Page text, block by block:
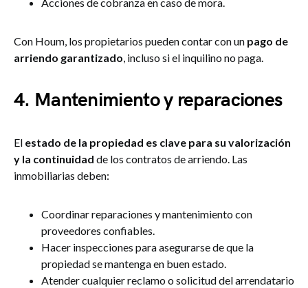
Con Houm, los propietarios pueden contar con un pago de
arriendo garantizado, incluso si el inquilino no paga​.
4. Mantenimiento y reparaciones
El estado de la propiedad es clave para su valorización
y la continuidad de los contratos de arriendo. Las
inmobiliarias deben:
Coordinar reparaciones y mantenimiento con
proveedores confiables.
Hacer inspecciones para asegurarse de que la
propiedad se mantenga en buen estado.
Atender cualquier reclamo o solicitud del arrendatario